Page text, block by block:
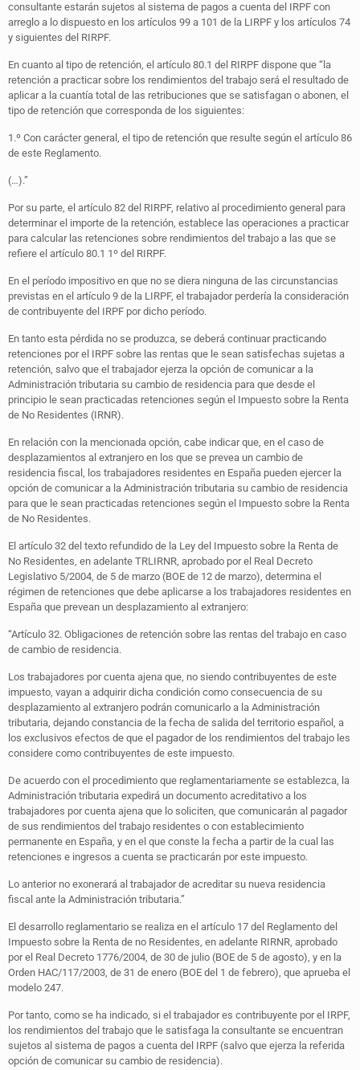
consultante estarán sujetos al sistema de pagos a cuenta del IRPF con
arreglo a lo dispuesto en los artículos 99 a 101 de la LIRPF y los artículos 74
y siguientes del RIRPF.
En cuanto al tipo de retención, el artículo 80.1 del RIRPF dispone que “la
retención a practicar sobre los rendimientos del trabajo será el resultado de
aplicar a la cuantía total de las retribuciones que se satisfagan o abonen, el
tipo de retención que corresponda de los siguientes:
1.º Con carácter general, el tipo de retención que resulte según el artículo 86
de este Reglamento.
(…).”
Por su parte, el artículo 82 del RIRPF, relativo al procedimiento general para
determinar el importe de la retención, establece las operaciones a practicar
para calcular las retenciones sobre rendimientos del trabajo a las que se
refiere el artículo 80.1 1º del RIRPF.
En el período impositivo en que no se diera ninguna de las circunstancias
previstas en el artículo 9 de la LIRPF, el trabajador perdería la consideración
de contribuyente del IRPF por dicho período.
En tanto esta pérdida no se produzca, se deberá continuar practicando
retenciones por el IRPF sobre las rentas que le sean satisfechas sujetas a
retención, salvo que el trabajador ejerza la opción de comunicar a la
Administración tributaria su cambio de residencia para que desde el
principio le sean practicadas retenciones según el Impuesto sobre la Renta
de No Residentes (IRNR).
En relación con la mencionada opción, cabe indicar que, en el caso de
desplazamientos al extranjero en los que se prevea un cambio de
residencia fiscal, los trabajadores residentes en España pueden ejercer la
opción de comunicar a la Administración tributaria su cambio de residencia
para que le sean practicadas retenciones según el Impuesto sobre la Renta
de No Residentes.
El artículo 32 del texto refundido de la Ley del Impuesto sobre la Renta de
No Residentes, en adelante TRLIRNR, aprobado por el Real Decreto
Legislativo 5/2004, de 5 de marzo (BOE de 12 de marzo), determina el
régimen de retenciones que debe aplicarse a los trabajadores residentes en
España que prevean un desplazamiento al extranjero:
“Artículo 32. Obligaciones de retención sobre las rentas del trabajo en caso
de cambio de residencia.
Los trabajadores por cuenta ajena que, no siendo contribuyentes de este
impuesto, vayan a adquirir dicha condición como consecuencia de su
desplazamiento al extranjero podrán comunicarlo a la Administración
tributaria, dejando constancia de la fecha de salida del territorio español, a
los exclusivos efectos de que el pagador de los rendimientos del trabajo les
considere como contribuyentes de este impuesto.
De acuerdo con el procedimiento que reglamentariamente se establezca, la
Administración tributaria expedirá un documento acreditativo a los
trabajadores por cuenta ajena que lo soliciten, que comunicarán al pagador
de sus rendimientos del trabajo residentes o con establecimiento
permanente en España, y en el que conste la fecha a partir de la cual las
retenciones e ingresos a cuenta se practicarán por este impuesto.
Lo anterior no exonerará al trabajador de acreditar su nueva residencia
fiscal ante la Administración tributaria.”
El desarrollo reglamentario se realiza en el artículo 17 del Reglamento del
Impuesto sobre la Renta de no Residentes, en adelante RIRNR, aprobado
por el Real Decreto 1776/2004, de 30 de julio (BOE de 5 de agosto), y en la
Orden HAC/117/2003, de 31 de enero (BOE del 1 de febrero), que aprueba el
modelo 247.
Por tanto, como se ha indicado, si el trabajador es contribuyente por el IRPF,
los rendimientos del trabajo que le satisfaga la consultante se encuentran
sujetos al sistema de pagos a cuenta del IRPF (salvo que ejerza la referida
opción de comunicar su cambio de residencia).